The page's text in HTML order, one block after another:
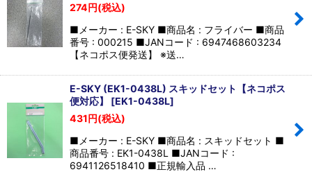
274円(税込)
■メーカー : E-SKY ■商品名 : フライバー ■商品
番号 : 000215 ■JANコード : 6947468603234
【ネコポス便発送】 ※送…
E-SKY (EK1-0438L) スキッドセット【ネコポス
便対応】 [EK1-0438L]
431円(税込)
■メーカー : E-SKY ■商品名 : スキッドセット ■
商品番号 : EK1-0438L ■JANコード :
6941126518410 ■正規輸入品 …